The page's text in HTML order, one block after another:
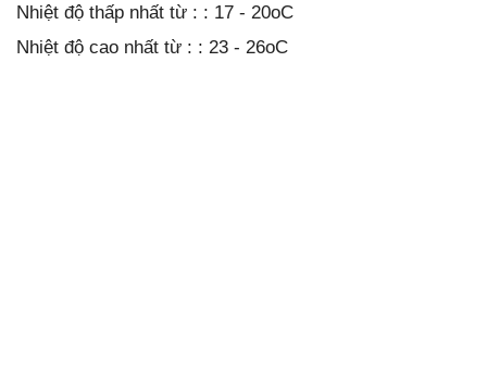
Nhiệt độ thấp nhất từ : : 17 - 20oC
Nhiệt độ cao nhất từ : : 23 - 26oC